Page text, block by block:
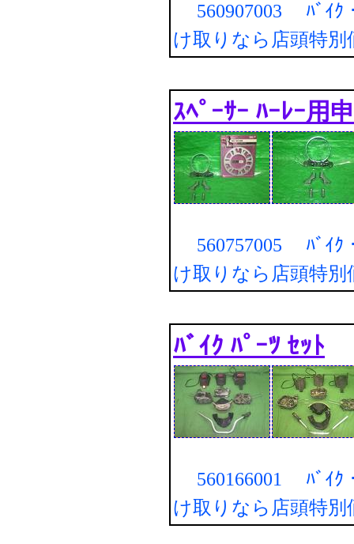
560907003 ﾊﾞｲｸ
け取りなら店頭特別
ｽﾍﾟｰｻｰ ﾊｰﾚｰ用
560757005 ﾊﾞｲｸ
け取りなら店頭特別
ﾊﾞｲｸ ﾊﾟｰﾂ ｾｯﾄ
560166001 ﾊﾞｲｸ
け取りなら店頭特別